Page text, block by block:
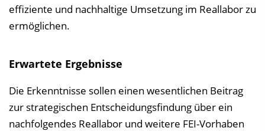
effiziente und nachhaltige Umsetzung im Reallabor zu
ermöglichen.
Erwartete Ergebnisse
Die Erkenntnisse sollen einen wesentlichen Beitrag
zur strategischen Entscheidungsfindung über ein
nachfolgendes Reallabor und weitere FEI-Vorhaben